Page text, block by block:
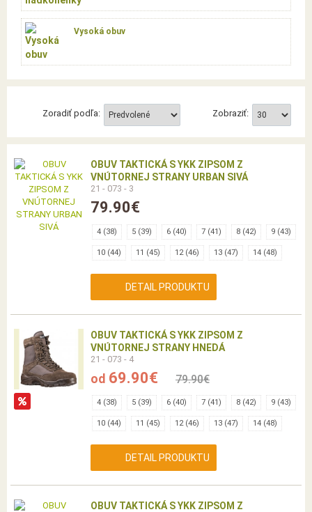
Vysoká obuv
Zoradiť podľa: Zobraziť:
OBUV TAKTICKÁ S YKK ZIPSOM Z
VNÚTORNEJ STRANY URBAN SIVÁ
21 - 073 - 3
79.90€
4 (38) 5 (39) 6 (40) 7 (41) 8 (42) 9 (43)
10 (44) 11 (45) 12 (46) 13 (47) 14 (48)
DETAIL PRODUKTU
OBUV TAKTICKÁ S YKK ZIPSOM Z
VNÚTORNEJ STRANY HNEDÁ
21 - 073 - 4
od 69.90€ 79.90€
4 (38) 5 (39) 6 (40) 7 (41) 8 (42) 9 (43)
10 (44) 11 (45) 12 (46) 13 (47) 14 (48)
DETAIL PRODUKTU
OBUV TAKTICKÁ S YKK ZIPSOM Z